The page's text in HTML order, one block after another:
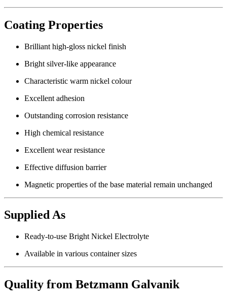
Coating Properties
Brilliant high-gloss nickel finish
Bright silver-like appearance
Characteristic warm nickel colour
Excellent adhesion
Outstanding corrosion resistance
High chemical resistance
Excellent wear resistance
Effective diffusion barrier
Magnetic properties of the base material remain unchanged
Supplied As
Ready-to-use Bright Nickel Electrolyte
Available in various container sizes
Quality from Betzmann Galvanik